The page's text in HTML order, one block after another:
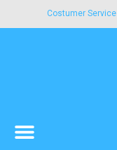
Costumer